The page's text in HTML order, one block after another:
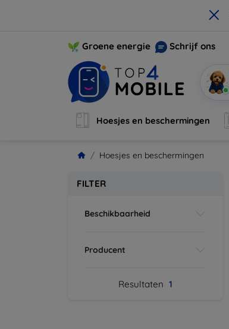
×
Groene energie Schrijf ons
Hoesjes en beschermingen
Hoesjes en beschermingen
FILTER
Beschikbaarheid
Producent
Resultaten 1